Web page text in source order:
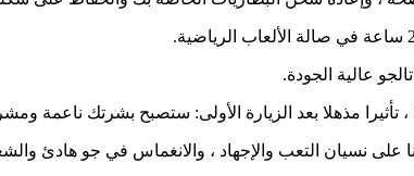
تأثيرا مذهلا بعد الزيارة الأولى: ستصبح بشرتك ناعمة
نسيان التعب والإجهاد ، والانغماس في جو هادئ